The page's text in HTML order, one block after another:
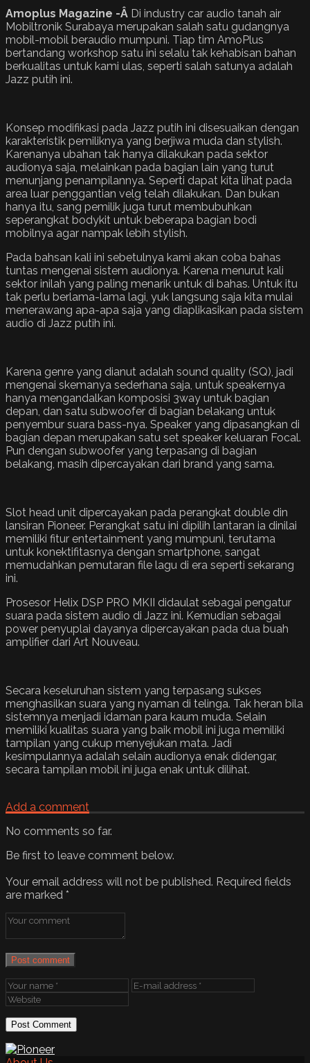
Amoplus Magazine -Â Di industry car audio tanah air
Mobiltronik Surabaya merupakan salah satu gudangnya
mobil-mobil beraudio mumpuni. Tiap tim AmoPlus
bertandang workshop satu ini selalu tak kehabisan bahan
berkualitas untuk kami ulas, seperti salah satunya adalah
Jazz putih ini.
Konsep modifikasi pada Jazz putih ini disesuaikan dengan
karakteristik pemiliknya yang berjiwa muda dan stylish.
Karenanya ubahan tak hanya dilakukan pada sektor
audionya saja, melainkan pada bagian lain yang turut
menunjang penampilannya. Seperti dapat kita lihat pada
area luar penggantian velg telah dilakukan. Dan bukan
hanya itu, sang pemilik juga turut membubuhkan
seperangkat bodykit untuk beberapa bagian bodi
mobilnya agar nampak lebih stylish.
Pada bahsan kali ini sebetulnya kami akan coba bahas
tuntas mengenai sistem audionya. Karena menurut kali
sektor inilah yang paling menarik untuk di bahas. Untuk itu
tak perlu berlama-lama lagi, yuk langsung saja kita mulai
menerawang apa-apa saja yang diaplikasikan pada sistem
audio di Jazz putih ini.
Karena genre yang dianut adalah sound quality (SQ), jadi
mengenai skemanya sederhana saja, untuk speakernya
hanya mengandalkan komposisi 3way untuk bagian
depan, dan satu subwoofer di bagian belakang untuk
penyembur suara bass-nya. Speaker yang dipasangkan di
bagian depan merupakan satu set speaker keluaran Focal.
Pun dengan subwoofer yang terpasang di bagian
belakang, masih dipercayakan dari brand yang sama.
Slot head unit dipercayakan pada perangkat double din
lansiran Pioneer. Perangkat satu ini dipilih lantaran ia dinilai
memiliki fitur entertainment yang mumpuni, terutama
untuk konektifitasnya dengan smartphone, sangat
memudahkan pemutaran file lagu di era seperti sekarang
ini.
Prosesor Helix DSP PRO MKII didaulat sebagai pengatur
suara pada sistem audio di Jazz ini. Kemudian sebagai
power penyuplai dayanya dipercayakan pada dua buah
amplifier dari Art Nouveau.
Secara keseluruhan sistem yang terpasang sukses
menghasilkan suara yang nyaman di telinga. Tak heran bila
sistemnya menjadi idaman para kaum muda. Selain
memiliki kualitas suara yang baik mobil ini juga memiliki
tampilan yang cukup menyejukan mata. Jadi
kesimpulannya adalah selain audionya enak didengar,
secara tampilan mobil ini juga enak untuk dilihat.
Add a comment
No comments so far.
Be first to leave comment below.
Your email address will not be published. Required fields
are marked *
Post comment